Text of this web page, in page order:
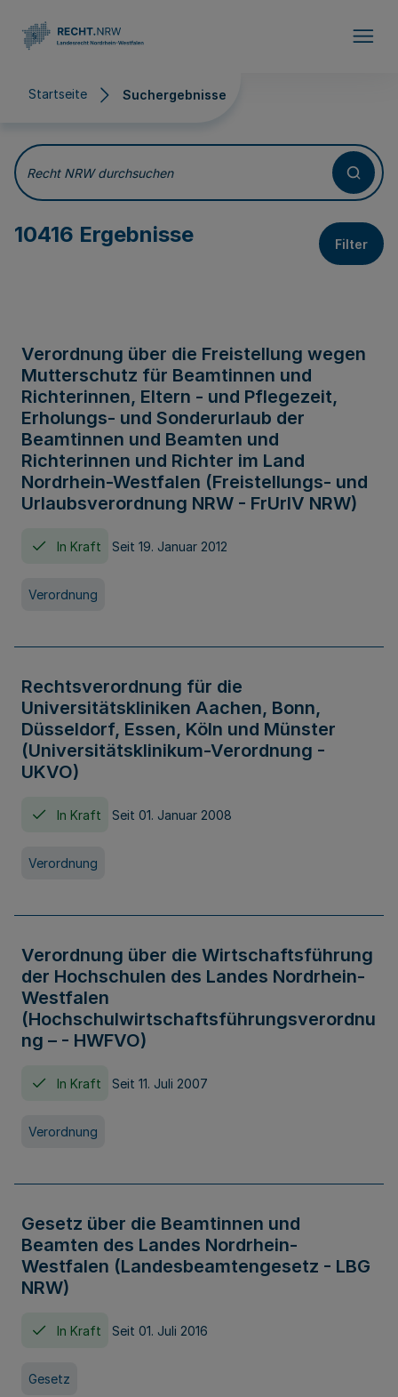
Startseite Suchergebnisse
Suchergebnisse
Recht NRW durchsuchen
10416 Ergebnisse Filter
Verordnung über die Freistellung wegen
Mutterschutz für Beamtinnen und
Richterinnen, Eltern - und Pflegezeit,
Erholungs- und Sonderurlaub der
Beamtinnen und Beamten und
Richterinnen und Richter im Land
Nordrhein-Westfalen (Freistellungs- und
Urlaubsverordnung NRW - FrUrlV NRW)
In Kraft Seit 19. Januar 2012
Verordnung
Rechtsverordnung für die
Universitätskliniken Aachen, Bonn,
Düsseldorf, Essen, Köln und Münster
(Universitätsklinikum-Verordnung -
UKVO)
In Kraft Seit 01. Januar 2008
Verordnung
Verordnung über die Wirtschaftsführung
der Hochschulen des Landes Nordrhein-
Westfalen
(Hochschulwirtschaftsführungsverordnu
ng – - HWFVO)
In Kraft Seit 11. Juli 2007
Verordnung
Gesetz über die Beamtinnen und
Beamten des Landes Nordrhein-
Westfalen (Landesbeamtengesetz - LBG
NRW)
In Kraft Seit 01. Juli 2016
Gesetz